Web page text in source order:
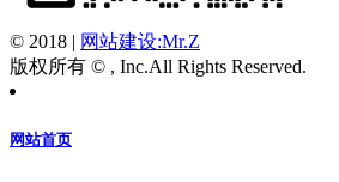
© 2018 | 网站建设:Mr.Z
版权所有 © , Inc.All Rights Reserved.
网站首页